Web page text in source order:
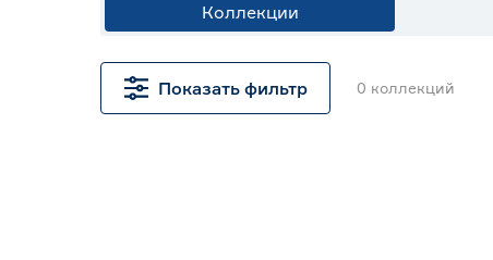
Коллекции
Цена
Показать фильтр 0 коллекций